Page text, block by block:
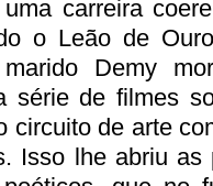
carreira
o Leão de
Demy
série de filmes
circuito de arte
Isso lhe abriu as